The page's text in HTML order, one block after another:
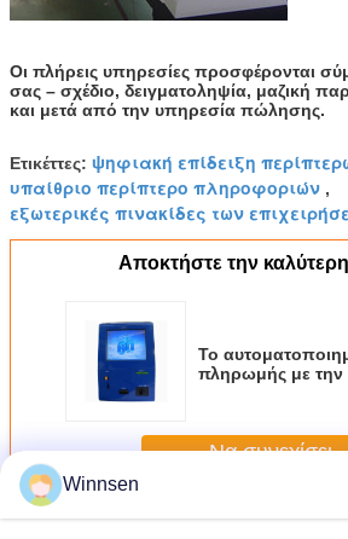
Οι πλήρεις υπηρεσίες προσφέρονται
σας – σχέδιο, δειγματοληψία, μαζική
και μετά από την υπηρεσία πώλησης.
Ετικέττες: ψηφιακή επίδειξη
υπαίθριο περίπτερο πληροφοριών ,
εξωτερικές πινακίδες των
Αποκτήστε την καλύτερη
Το
πληρωμής με την
υπολογιστών
Να συνεχίσει
Περισσότεροιψηφιακό σύστημα
Winnsen